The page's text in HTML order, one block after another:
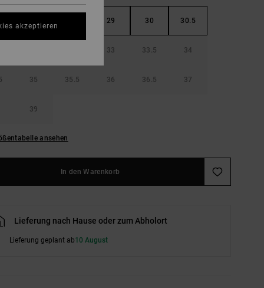
29 30 30.5
33 33.5 34
35 35.5 36 36.5 37
39
ansehen
In den Warenkorb
Lieferung nach Hause oder zum Abholort
Lieferung geplant ab10 August
akzeptieren